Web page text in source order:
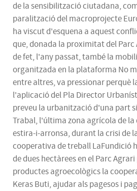
de la sensibilització ciutadana,
paralització del macroprojecte
ha viscut d'esquena a aquest
que, donada la proximitat del Parc
de fet, l'any passat, també la
organitzada en la plataforma No
entre altres, va pressionar perquè
l'aplicació del Pla Director
preveu la urbanització d'una part
Trabal, l'última zona agrícola de
estira-i-arronsa, durant la crisi de
cooperativa de treball LaFundició
de dues hectàrees en el Parc
productes agroecològics la
Keras Buti, ajudar als pagesos i